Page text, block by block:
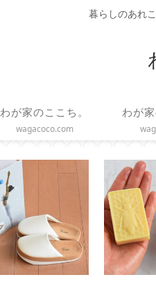
暮らしのあれ
わが家のここち。
wagacoco.com
わが